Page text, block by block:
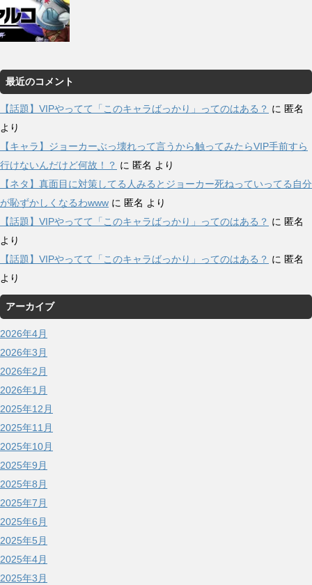
最近のコメント
【話題】VIPやってて「このキャラばっかり」ってのはある？ に 匿名
より
【キャラ】ジョーカーぶっ壊れって言うから触ってみたらVIP手前すら
行けないんだけど何故！？ に 匿名 より
【ネタ】真面目に対策してる人みるとジョーカー死ねっていってる自分
が恥ずかしくなるわwww に 匿名 より
【話題】VIPやってて「このキャラばっかり」ってのはある？ に 匿名
より
【話題】VIPやってて「このキャラばっかり」ってのはある？ に 匿名
より
アーカイブ
2026年4月
2026年3月
2026年2月
2026年1月
2025年12月
2025年11月
2025年10月
2025年9月
2025年8月
2025年7月
2025年6月
2025年5月
2025年4月
2025年3月